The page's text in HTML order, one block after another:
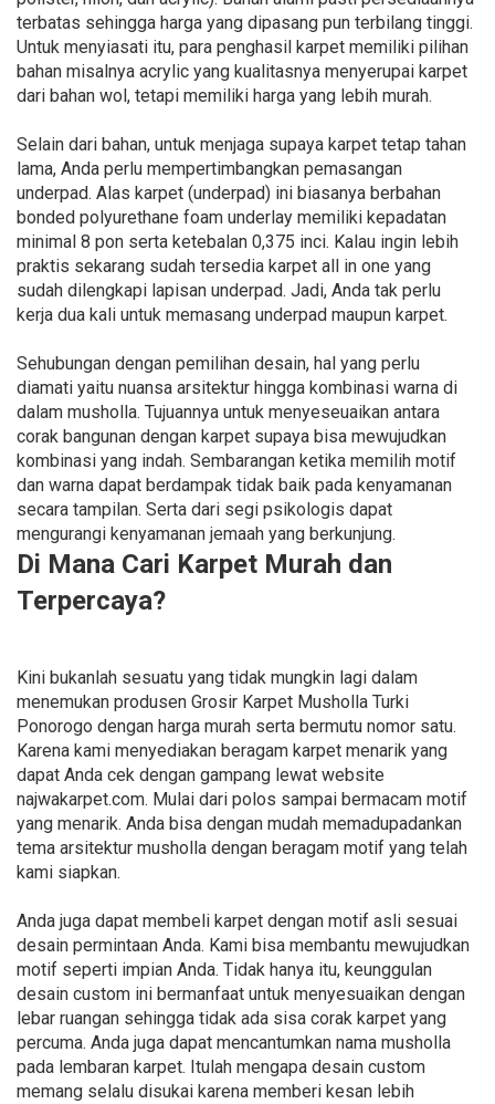
terbatas sehingga harga yang dipasang pun terbilang tinggi.
Untuk menyiasati itu, para penghasil karpet memiliki pilihan
bahan misalnya acrylic yang kualitasnya menyerupai karpet
dari bahan wol, tetapi memiliki harga yang lebih murah.
Selain dari bahan, untuk menjaga supaya karpet tetap tahan
lama, Anda perlu mempertimbangkan pemasangan
underpad. Alas karpet (underpad) ini biasanya berbahan
bonded polyurethane foam underlay memiliki kepadatan
minimal 8 pon serta ketebalan 0,375 inci. Kalau ingin lebih
praktis sekarang sudah tersedia karpet all in one yang
sudah dilengkapi lapisan underpad. Jadi, Anda tak perlu
kerja dua kali untuk memasang underpad maupun karpet.
Sehubungan dengan pemilihan desain, hal yang perlu
diamati yaitu nuansa arsitektur hingga kombinasi warna di
dalam musholla. Tujuannya untuk menyeseuaikan antara
corak bangunan dengan karpet supaya bisa mewujudkan
kombinasi yang indah. Sembarangan ketika memilih motif
dan warna dapat berdampak tidak baik pada kenyamanan
secara tampilan. Serta dari segi psikologis dapat
mengurangi kenyamanan jemaah yang berkunjung.
Di Mana Cari Karpet Murah dan
Terpercaya?
Kini bukanlah sesuatu yang tidak mungkin lagi dalam
menemukan produsen Grosir Karpet Musholla Turki
Ponorogo dengan harga murah serta bermutu nomor satu.
Karena kami menyediakan beragam karpet menarik yang
dapat Anda cek dengan gampang lewat website
najwakarpet.com. Mulai dari polos sampai bermacam motif
yang menarik. Anda bisa dengan mudah memadupadankan
tema arsitektur musholla dengan beragam motif yang telah
kami siapkan.
Anda juga dapat membeli karpet dengan motif asli sesuai
desain permintaan Anda. Kami bisa membantu mewujudkan
motif seperti impian Anda. Tidak hanya itu, keunggulan
desain custom ini bermanfaat untuk menyesuaikan dengan
lebar ruangan sehingga tidak ada sisa corak karpet yang
percuma. Anda juga dapat mencantumkan nama musholla
pada lembaran karpet. Itulah mengapa desain custom
memang selalu disukai karena memberi kesan lebih